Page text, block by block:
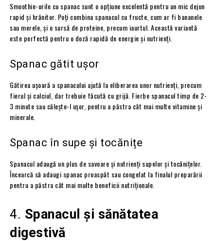
Smoothie-urile cu spanac sunt o opțiune excelentă pentru un mic dejun
rapid și hrănitor. Poți combina spanacul cu fructe, cum ar fi bananele
sau merele, și o sursă de proteine, precum iaurtul. Această variantă
este perfectă pentru o doză rapidă de energie și nutrienți.
Spanac gătit ușor
Gătirea ușoară a spanacului ajută la eliberarea unor nutrienți, precum
fierul și calciul, dar trebuie făcută cu grijă. Fierbe spanacul timp de 2-
3 minute sau călește-l ușor, pentru a păstra cât mai multe vitamine și
minerale.
Spanac în supe și tocănițe
Spanacul adaugă un plus de savoare și nutrienți supelor și tocănițelor.
Încearcă să adaugi spanac proaspăt sau congelat la finalul preparării
pentru a păstra cât mai multe beneficii nutriționale.
4. Spanacul și sănătatea
digestivă